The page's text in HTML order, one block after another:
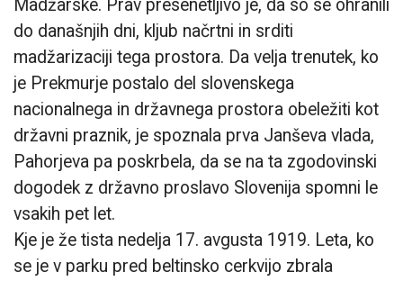
Madžarske. Prav presenetljivo je, da so se ohranili
do današnjih dni, kljub načrtni in srditi
madžarizaciji tega prostora. Da velja trenutek, ko
je Prekmurje postalo del slovenskega
nacionalnega in državnega prostora obeležiti kot
državni praznik, je spoznala prva Janševa vlada,
Pahorjeva pa poskrbela, da se na ta zgodovinski
dogodek z državno proslavo Slovenija spomni le
vsakih pet let.
Kje je že tista nedelja 17. avgusta 1919. Leta, ko
se je v parku pred beltinsko cerkvijo zbrala